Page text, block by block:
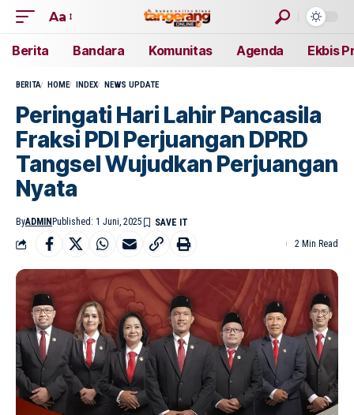
Aa
Berita Bandara Komunitas Agenda Ekbis
BERITA HOME INDEX NEWS UPDATE
Peringati Hari Lahir Pancasila
Fraksi PDI Perjuangan DPRD
Tangsel Wujudkan Perjuangan
Nyata
ByADMIN Published: 1 Juni, 2025
2 Min Read